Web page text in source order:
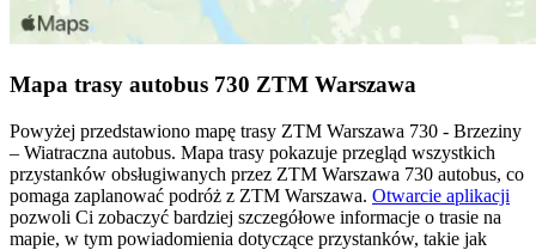
Mapa trasy autobus 730 ZTM Warszawa
Powyżej przedstawiono mapę trasy ZTM Warszawa 730 - Brzeziny
– Wiatraczna autobus. Mapa trasy pokazuje przegląd wszystkich
przystanków obsługiwanych przez ZTM Warszawa 730 autobus, co
pomaga zaplanować podróż z ZTM Warszawa. Otwarcie aplikacji
pozwoli Ci zobaczyć bardziej szczegółowe informacje o trasie na
mapie, w tym powiadomienia dotyczące przystanków, takie jak